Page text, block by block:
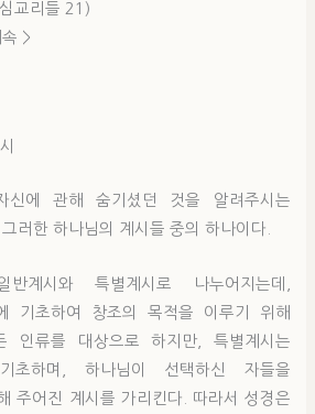
교리들 21)
>
신에 관해 숨기셨던 것을 알려주시는
러한 하나님의 계시들 중의 하나이다.
계시와 특별계시로 나누어지는데,
기초하여 창조의 목적을 이루기 위해
인류를 대상으로 하지만, 특별계시는
초하며, 하나님이 선택하신 자들을
주어진 계시를 가리킨다. 따라서 성경은